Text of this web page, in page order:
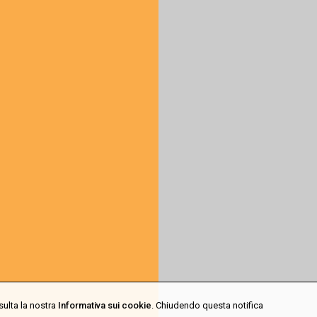
la nostra Informativa sui cookie. Chiudendo questa notifica